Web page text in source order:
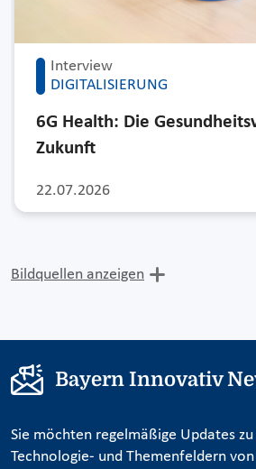
Interview
DIGITALISIERUNG
22.07.2026
6G Health: Die
Zukunft
Bildquellen anzeigen
Bayern Innovativ
Sie möchten regelmäßige Updates
Technologie- und Themenfeldern